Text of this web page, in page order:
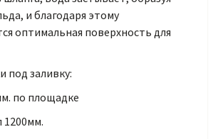
и благодаря этому
оптимальная поверхность для
под заливку:
по площадке
1200мм.